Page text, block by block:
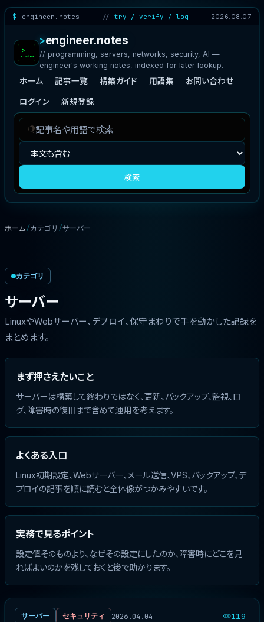
engineer.notes try / verify / log 2026.08.07
engineer.notes
// programming, servers, networks, security, AI —
engineer's working notes, indexed for later lookup.
ホーム 記事一覧 構築ガイド 用語集 お問い合わせ
ログイン 新規登録
事
検
索
索
象
検索
ホーム カテゴリ サーバー
カテゴリ
サーバー
LinuxやWebサーバー、デプロイ、保守まわりで手を動かした記録を
まとめます。
まず押さえたいこと
サーバーは構築して終わりではなく、更新、バックアップ、監視、ロ
グ、障害時の復旧まで含めて運用を考えます。
よくある入口
Linux初期設定、Webサーバー、メール送信、VPS、バックアップ、デ
プロイの記事を順に読むと全体像がつかみやすいです。
実務で見るポイント
設定値そのものより、なぜその設定にしたのか、障害時にどこを見
ればよいのかを残しておくと後で助かります。
サーバー セキュリティ 2026.04.04 119